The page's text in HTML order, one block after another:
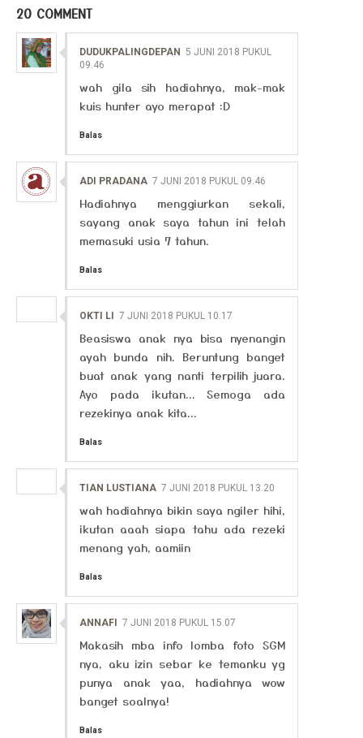
20 COMMENT
DUDUKPALINGDEPAN 5 JUNI 2018 PUKUL
09.46
wah gila sih hadiahnya, mak-mak
kuis hunter ayo merapat :D
Balas
ADI PRADANA 7 JUNI 2018 PUKUL 09.46
Hadiahnya menggiurkan sekali,
sayang anak saya tahun ini telah
memasuki usia 7 tahun.
Balas
OKTI LI 7 JUNI 2018 PUKUL 10.17
Beasiswa anak nya bisa nyenangin
ayah bunda nih. Beruntung banget
buat anak yang nanti terpilih juara.
Ayo pada ikutan... Semoga ada
rezekinya anak kita...
Balas
TIAN LUSTIANA 7 JUNI 2018 PUKUL 13.20
wah hadiahnya bikin saya ngiler hihi,
ikutan aaah siapa tahu ada rezeki
menang yah, aamiin
Balas
ANNAFI 7 JUNI 2018 PUKUL 15.07
Makasih mba info lomba foto SGM
nya, aku izin sebar ke temanku yg
punya anak yaa, hadiahnya wow
banget soalnya!
Balas